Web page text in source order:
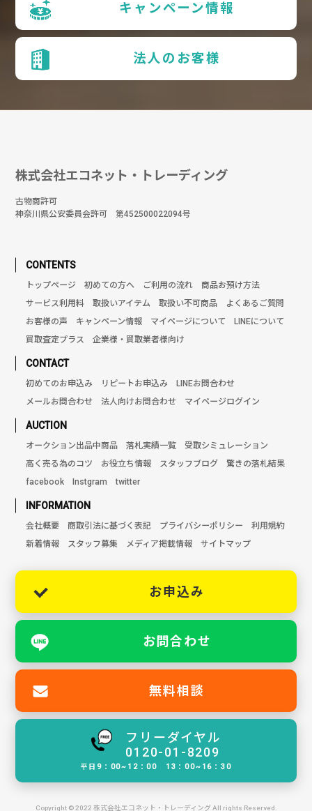
キャンペーン情報
法人のお客様
株式会社エコネット・トレーディング
古物商許可
神奈川県公安委員会許可 第452500022094号
CONTENTS
トップページ 初めての方へ ご利用の流れ
商品お預け方法
サービス利用料
取扱いアイテム 取扱い不可商品
よくあるご質問
お客様の声
キャンペーン情報 マイページについて
LINEについて
買取査定プラス
企業様・買取業者様向け
CONTACT
初めてのお申込み リピートお申込み
LINEお問合わせ
メールお問合わせ
法人向けお問合わせ マイページログイン
AUCTION
オークション出品中商品 落札実績一覧
受取シミュレーション
高く売る為のコツ
お役立ち情報 スタッフブログ
驚きの落札結果
facebook
Instgram twitter
INFORMATION
会社概要 商取引法に基づく表記 プライバシーポリシー
利用規約
新着情報
スタッフ募集 メディア掲載情報 サイトマップ
お申込み
お問合わせ
無料相談
フリーダイヤル
0120-01-8209
平日9：00~12：00 13：00~16：30
Copyright © 2022 株式会社エコネット・トレーディング All rights Reserved.